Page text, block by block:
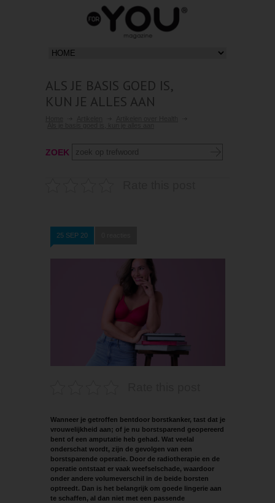
ALS JE BASIS GOED IS,
KUN JE ALLES AAN
ZOEK
25 SEP 20
Wanneer je getroffen bentdoor borstkanker, tast dat je
vrouwelijkheid aan; of je nu borstsparend geopereerd
bent of een amputatie heb gehad. Wat veelal
onderschat wordt, zijn de gevolgen van een
borstsparende operatie. Door de radiotherapie en de
operatie ontstaat er vaak weefselschade, waardoor
onder andere volumeverschil in de beide borsten
optreedt. Dan is het belangrijk om goede lingerie aan
te schaffen, al dan niet met een passende